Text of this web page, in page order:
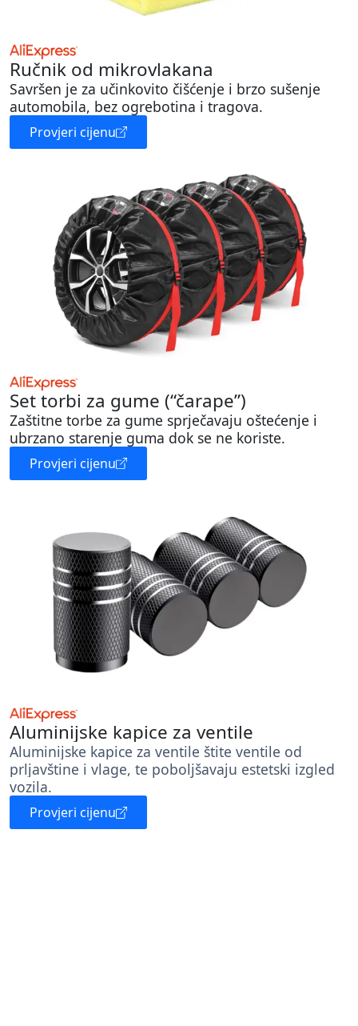
Ručnik od mikrovlakana
Savršen je za učinkovito čišćenje i brzo sušenje
automobila, bez ogrebotina i tragova.
Provjeri cijenu
Set torbi za gume (“čarape”)
Zaštitne torbe za gume sprječavaju oštećenje i
ubrzano starenje guma dok se ne koriste.
Provjeri cijenu
Aluminijske kapice za ventile
Aluminijske kapice za ventile štite ventile od
prljavštine i vlage, te poboljšavaju estetski izgled
vozila.
Provjeri cijenu